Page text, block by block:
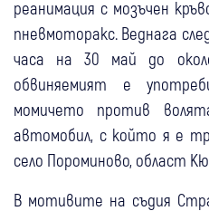
реанимация с мозъчен
пневмоторакс. Веднага
часа на 30 май до
обвиняемият е
момичето против
автомобил, с който я е
село Пороминово, област
В мотивите на съдия